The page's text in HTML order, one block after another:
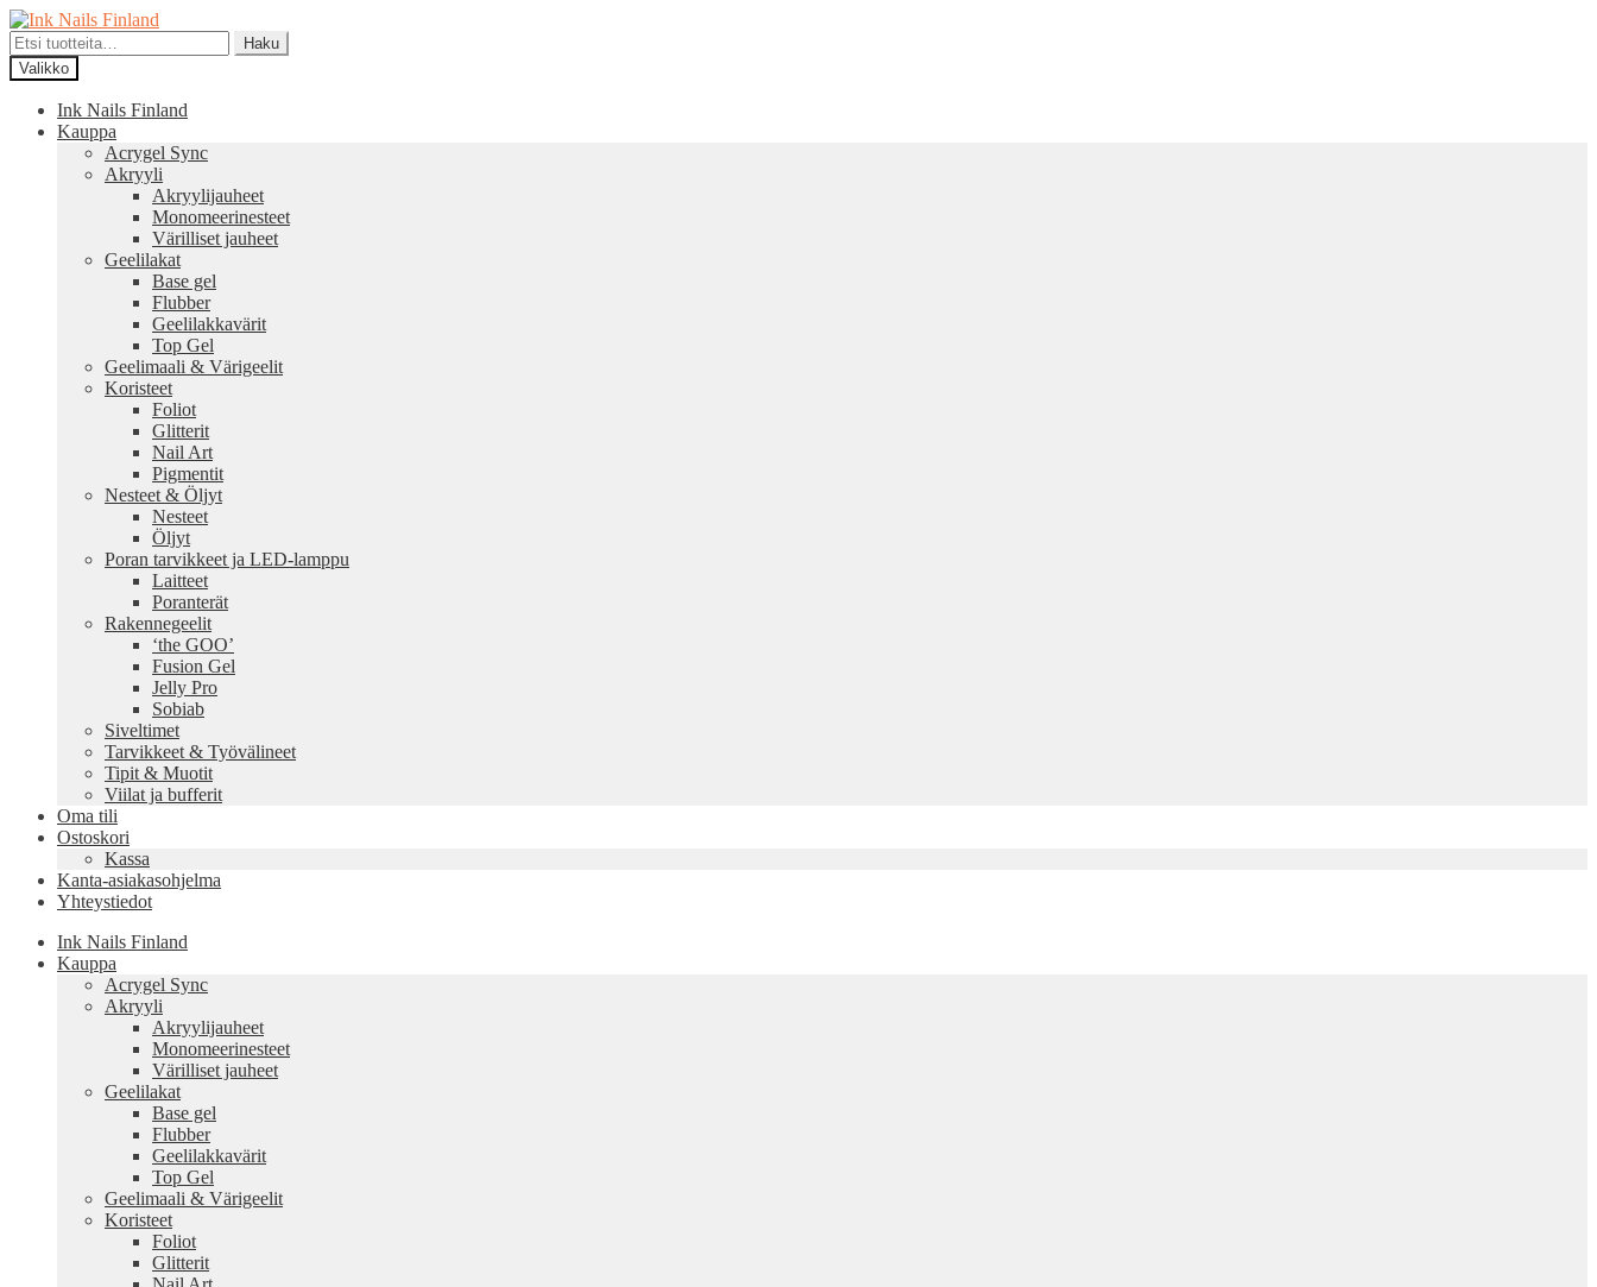
Siirry
navigointiin
Siirry
sisältöön
Etsi:
Haku
Valikko
Ink Nails Finland
Kauppa
Acrygel Sync
Akryyli
Akryylijauheet
Monomeerinesteet
Värilliset jauheet
Geelilakat
Base gel
Flubber
Geelilakkavärit
Top Gel
Geelimaali & Värigeelit
Koristeet
Foliot
Glitterit
Nail Art
Pigmentit
Nesteet & Öljyt
Nesteet
Öljyt
Poran tarvikkeet ja LED-lamppu
Laitteet
Poranterät
Rakennegeelit
‘the GOO’
Fusion Gel
Jelly Pro
Sobiab
Siveltimet
Tarvikkeet & Työvälineet
Tipit & Muotit
Viilat ja bufferit
Oma tili
Ostoskori
Kassa
Kanta-asiakasohjelma
Yhteystiedot
Ink Nails Finland
Kauppa
Acrygel Sync
Akryyli
Akryylijauheet
Monomeerinesteet
Värilliset jauheet
Geelilakat
Base gel
Flubber
Geelilakkavärit
Top Gel
Geelimaali & Värigeelit
Koristeet
Foliot
Glitterit